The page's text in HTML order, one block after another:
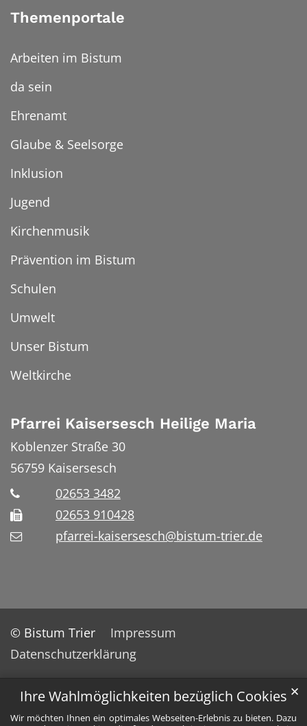
Ihre Wahlmöglichkeiten bezüglich Cookies
Wir möchten Ihnen ein optimales Webseiten-Erlebnis zu bieten. Dazu
✕
Themenportale
Arbeiten im Bistum
da sein
Ehrenamt
Glaube & Seelsorge
Inklusion
Jugend
Kirchenmusik
Prävention im Bistum
Schulen
Umwelt
Unser Bistum
Weltkirche
Pfarrei Kaisersesch Heilige Maria
Koblenzer Straße 30
56759 Kaisersesch
02653 3482
02653 910428
pfarrei-kaisersesch@bistum-trier.de
© Bistum Trier
Impressum
Datenschutzerklärung